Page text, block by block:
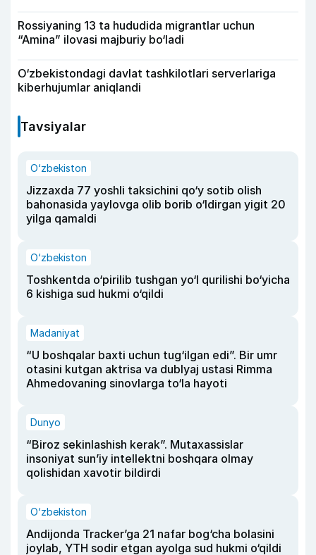
Rossiyaning 13 ta hududida migrantlar uchun
“Amina” ilovasi majburiy bo‘ladi
O‘zbekistondagi davlat tashkilotlari serverlariga
kiberhujumlar aniqlandi
Tavsiyalar
O‘zbekiston
Jizzaxda 77 yoshli taksichini qo‘y sotib olish
bahonasida yaylovga olib borib o‘ldirgan yigit 20
yilga qamaldi
O‘zbekiston
Toshkentda o‘pirilib tushgan yo‘l qurilishi bo‘yicha
6 kishiga sud hukmi o‘qildi
Madaniyat
“U boshqalar baxti uchun tug‘ilgan edi”. Bir umr
otasini kutgan aktrisa va dublyaj ustasi Rimma
Ahmedovaning sinovlarga to‘la hayoti
Dunyo
“Biroz sekinlashish kerak”. Mutaxassislar
insoniyat sun’iy intellektni boshqara olmay
qolishidan xavotir bildirdi
O‘zbekiston
Andijonda Tracker’ga 21 nafar bog‘cha bolasini
joylab, YTH sodir etgan ayolga sud hukmi o‘qildi